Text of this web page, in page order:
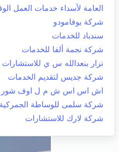
العامة لأسداء خدمات العمل
شركة يوفامودو
سندباد للخدمات
شركة نجمة ألفا للخدمات
نزار بنعدالله س ي للاستشارات
شركة جديس لتقديم الخدمات
اش اس اس ش م ل اوف شور
شركة سلمى للوساطة الجمركية
شركة لارك للاستشارات